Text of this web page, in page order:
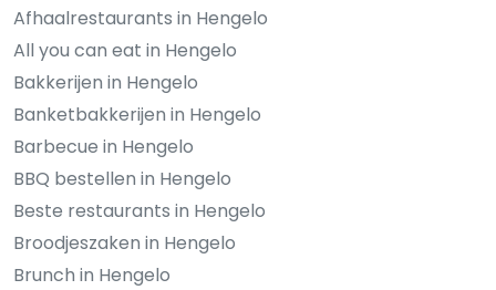
Afhaalrestaurants in Hengelo
All you can eat in Hengelo
Bakkerijen in Hengelo
Banketbakkerijen in Hengelo
Barbecue in Hengelo
BBQ bestellen in Hengelo
Beste restaurants in Hengelo
Broodjeszaken in Hengelo
Brunch in Hengelo